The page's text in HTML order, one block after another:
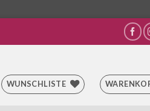
WUNSCHLISTE